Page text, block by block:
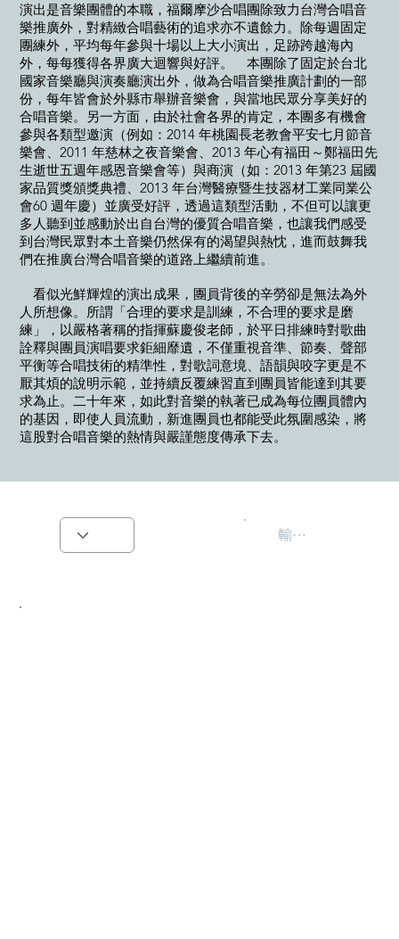
演出是音樂團體的本職，福爾摩沙合唱團除致力台灣合唱音
樂推廣外，對精緻合唱藝術的追求亦不遺餘力。除每週固定
團練外，平均每年參與十場以上大小演出，足跡跨越海內
外，每每獲得各界廣大迴響與好評。 本團除了固定於台北
國家音樂廳與演奏廳演出外，做為合唱音樂推廣計劃的一部
份，每年皆會於外縣市舉辦音樂會，與當地民眾分享美好的
合唱音樂。另一方面，由於社會各界的肯定，本團多有機會
參與各類型邀演（例如：2014 年桃園長老教會平安七月節音
樂會、2011 年慈林之夜音樂會、2013 年心有福田～鄭福田先
生逝世五週年感恩音樂會等）與商演（如：2013 年第23 屆國
家品質獎頒獎典禮、2013 年台灣醫療暨生技器材工業同業公
會60 週年慶）並廣受好評，透過這類型活動，不但可以讓更
多人聽到並感動於出自台灣的優質合唱音樂，也讓我們感受
到台灣民眾對本土音樂仍然保有的渴望與熱忱，進而鼓舞我
們在推廣台灣合唱音樂的道路上繼續前進。
看似光鮮輝煌的演出成果，團員背後的辛勞卻是無法為外
人所想像。所謂「合理的要求是訓練，不合理的要求是磨
練」，以嚴格著稱的指揮蘇慶俊老師，於平日排練時對歌曲
詮釋與團員演唱要求鉅細靡遺，不僅重視音準、節奏、聲部
平衡等合唱技術的精準性，對歌詞意境、語韻與咬字更是不
厭其煩的說明示範，並持續反覆練習直到團員皆能達到其要
求為止。二十年來，如此對音樂的執著已成為每位團員體內
的基因，即使人員流動，新進團員也都能受此氛圍感染，將
這股對合唱音樂的熱情與嚴謹態度傳承下去。